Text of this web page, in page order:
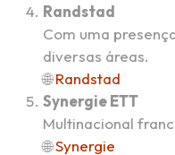
Randstad
Com uma
diversas áreas.
🌐Randstad
Synergie ETT
Multinacional
🌐Synergie